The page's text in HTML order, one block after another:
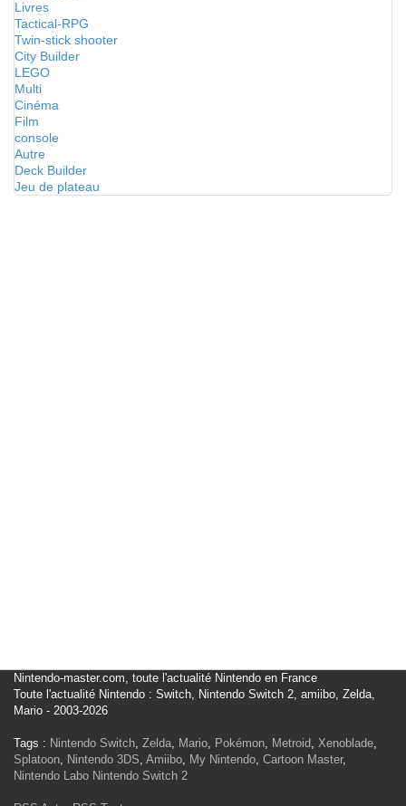
Livres
Tactical-RPG
Twin-stick shooter
City Builder
LEGO
Multi
Cinéma
Film
console
Autre
Deck Builder
Jeu de plateau
Nintendo-master.com, toute l'actualité Nintendo en France
Toute l'actualité Nintendo : Switch, Nintendo Switch 2, amiibo, Zelda,
Mario - 2003-2026
Tags : Nintendo Switch, Zelda, Mario, Pokémon, Metroid, Xenoblade,
Splatoon, Nintendo 3DS, Amiibo, My Nintendo, Cartoon Master,
Nintendo Labo Nintendo Switch 2